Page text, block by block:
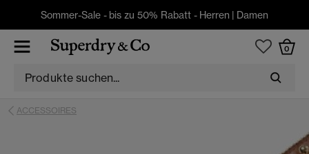
Sommer-Sale - bis zu 50% Rabatt - Herren | Damen
0
ACCESSOIRES